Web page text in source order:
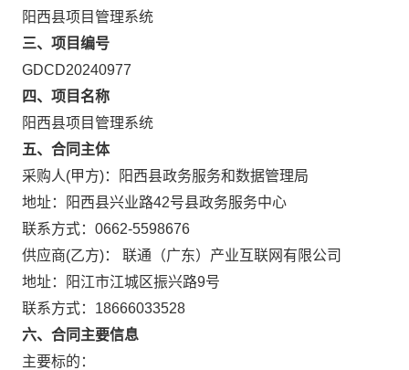
阳西县项目管理系统
三、项目编号
GDCD20240977
四、项目名称
阳西县项目管理系统
五、合同主体
采购人(甲方)：阳西县政务服务和数据管理局
地址：阳西县兴业路42号县政务服务中心
联系方式：0662-5598676
供应商(乙方)： 联通（广东）产业互联网有限公司
地址：阳江市江城区振兴路9号
联系方式：18666033528
六、合同主要信息
主要标的：